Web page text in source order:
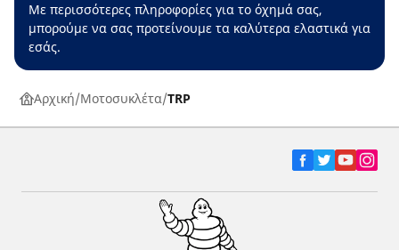
Με περισσότερες πληροφορίες για το όχημά σας,
μπορούμε να σας προτείνουμε τα καλύτερα ελαστικά για
εσάς.
Αρχική Μοτοσυκλέτα TRP